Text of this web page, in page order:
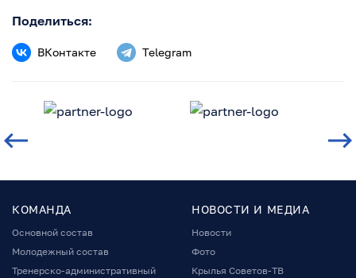
Поделиться:
ВКонтакте Telegram
КОМАНДА
Основной состав
Молодежный состав
Тренерско-административный
НОВОСТИ И МЕДИА
Новости
Фото
Крылья Советов-ТВ